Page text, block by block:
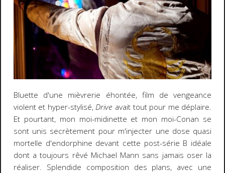
Bluette d'une mièvrerie éhontée, film de vengeance
violent et hyper-stylisé,Drive avait tout pour me déplaire.
Et pourtant, mon moi-midinette et mon moi-Conan se
sont unis secrètement pour m'injecter une dose quasi
mortelle d'endorphine devant cette post-série B idéale
dont a toujours rêvé Michael Mann sans jamais oser la
réaliser. Splendide composition des plans, avec une